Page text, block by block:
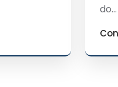
do...